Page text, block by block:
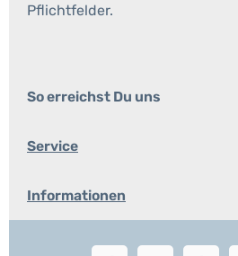
Pflichtfelder.
So erreichst Du uns
Service
Informationen